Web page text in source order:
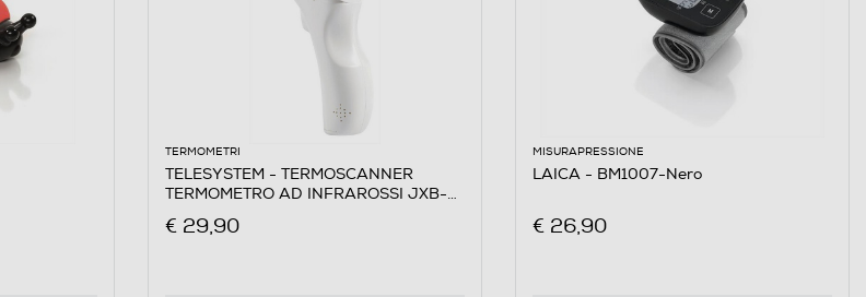
TERMOMETRI
TELESYSTEM - TERMOSCANNER
TERMOMETRO AD INFRAROSSI JXB-
€ 29,90
MISURAPRESSIONE
LAICA - BM1007-Nero
€ 26,90